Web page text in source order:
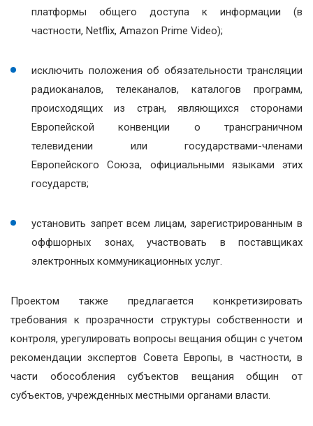
платформы общего доступа к информации (в
частности, Netflix, Amazon Prime Video);
исключить положения об обязательности трансляции
радиоканалов, телеканалов, каталогов программ,
происходящих из стран, являющихся сторонами
Европейской конвенции о трансграничном
телевидении или государствами-членами
Европейского Союза, официальными языками этих
государств;
установить запрет всем лицам, зарегистрированным в
оффшорных зонах, участвовать в поставщиках
электронных коммуникационных услуг.
Проектом также предлагается конкретизировать
требования к прозрачности структуры собственности и
контроля, урегулировать вопросы вещания общин с учетом
рекомендации экспертов Совета Европы, в частности, в
части обособления субъектов вещания общин от
субъектов, учрежденных местными органами власти.